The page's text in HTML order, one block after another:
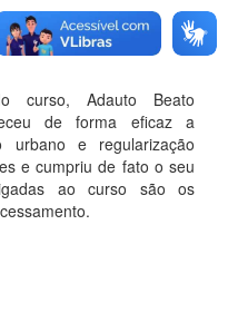
curso, Adauto Beato
de forma eficaz a
urbano e regularização
e cumpriu de fato o seu
ao curso são os